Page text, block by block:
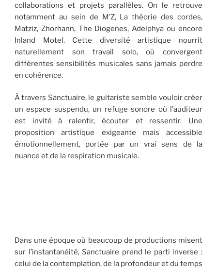
collaborations et projets parallèles. On le retrouve
notamment au sein de M’Z, La théorie des cordes,
Matziz, Zhorhann, The Diogenes, Adelphya ou encore
Inland Motel. Cette diversité artistique nourrit
naturellement son travail solo, où convergent
différentes sensibilités musicales sans jamais perdre
en cohérence.
À travers Sanctuaire, le guitariste semble vouloir créer
un espace suspendu, un refuge sonore où l’auditeur
est invité à ralentir, écouter et ressentir. Une
proposition artistique exigeante mais accessible
émotionnellement, portée par un vrai sens de la
nuance et de la respiration musicale.
Dans une époque où beaucoup de productions misent
sur l’instantanéité, Sanctuaire prend le parti inverse :
celui de la contemplation, de la profondeur et du temps